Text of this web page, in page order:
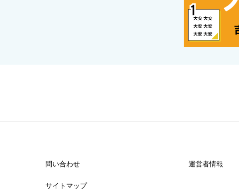
問い合わせ
サイトマップ
運営者情報